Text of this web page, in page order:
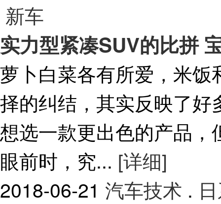
新车
实力型紧凑SUV的比拼
萝卜白菜各有所爱，米
择的纠结，其实反映了
想选一款更出色的产品
眼前时，究... [详细]
2018-06-21 汽车技术 .